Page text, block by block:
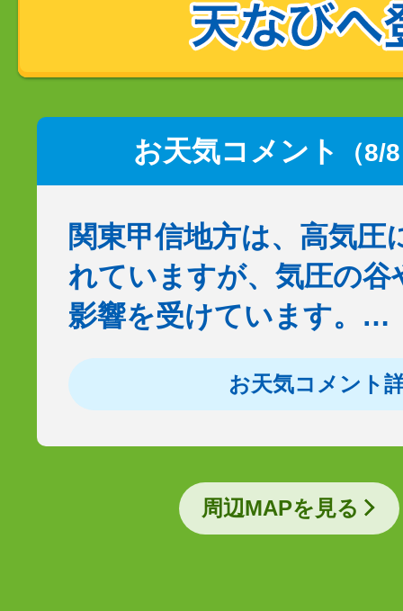
お天気コメント （8/
関東甲信地方は、高気圧
れていますが、気圧の谷
影響を受けています。…
お天気コメント
周辺MAPを見る